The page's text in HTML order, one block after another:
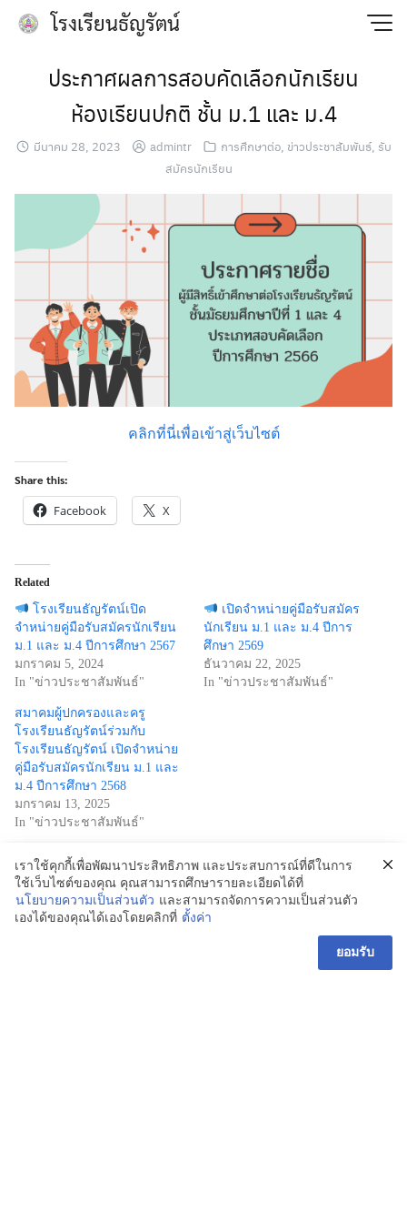
โรงเรียนธัญรัตน์
Search
for: Search
ประกาศผลการสอบคัดเลือกนักเรียน
ห้องเรียนปกติ ชั้น ม.1 และ ม.4
มีนาคม 28, 2023 admintr การศืกษาต่อ, ข่าวประชาสัมพันธ์, รับ
สมัครนักเรียน
คลิกที่นี่เพื่อเข้าสู่เว็บไซต์
Share this:
Facebook X
Related
โรงเรียนธัญรัตน์เปิด
จำหน่ายคู่มือรับสมัครนักเรียน
ม.1 และ ม.4 ปีการศึกษา 2567
มกราคม 5, 2024
In "ข่าวประชาสัมพันธ์"
เปิดจำหน่ายคู่มือรับสมัคร
นักเรียน ม.1 และ ม.4 ปีการ
ศึกษา 2569
ธันวาคม 22, 2025
In "ข่าวประชาสัมพันธ์"
สมาคมผู้ปกครองและครู
โรงเรียนธัญรัตน์ร่วมกับ
โรงเรียนธัญรัตน์ เปิดจำหน่าย
คู่มือรับสมัครนักเรียน ม.1 และ
ม.4 ปีการศึกษา 2568
มกราคม 13, 2025
In "ข่าวประชาสัมพันธ์"
เราใช้คุกกี้เพื่อพัฒนาประสิทธิภาพ และประสบการณ์ที่ดีในการ
ใช้เว็บไซต์ของคุณ คุณสามารถศึกษารายละเอียดได้ที่
นโยบายความเป็นส่วนตัว และสามารถจัดการความเป็นส่วนตัว
เองได้ของคุณได้เองโดยคลิกที่ ตั้งค่า
ยอมรับ